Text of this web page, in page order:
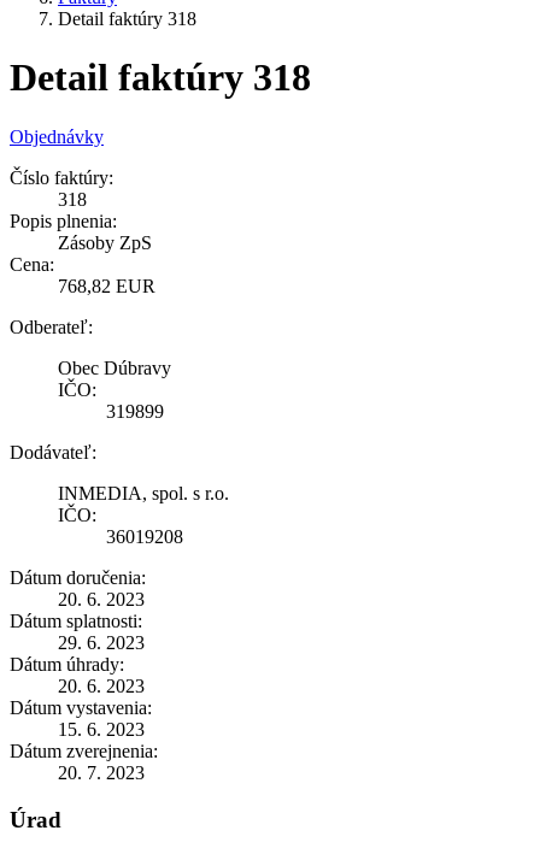
Detail faktúry 318
Detail faktúry 318
Objednávky
Číslo faktúry:
318
Popis plnenia:
Zásoby ZpS
Cena:
768,82 EUR
Odberateľ:
Obec Dúbravy
IČO:
319899
Dodávateľ:
INMEDIA, spol. s r.o.
IČO:
36019208
Dátum doručenia:
20. 6. 2023
Dátum splatnosti:
29. 6. 2023
Dátum úhrady:
20. 6. 2023
Dátum vystavenia:
15. 6. 2023
Dátum zverejnenia:
20. 7. 2023
Úrad